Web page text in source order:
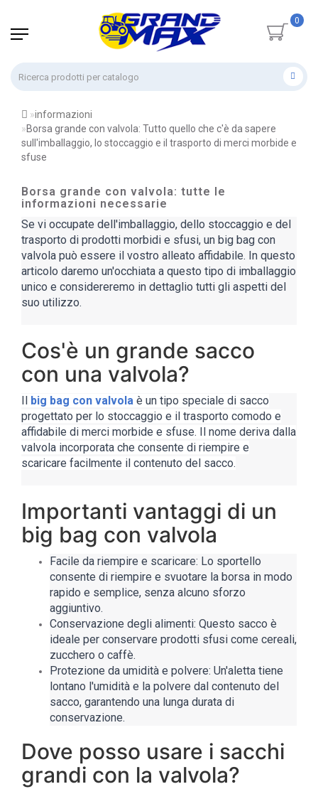
0
informazioni
Borsa grande con valvola: Tutto quello che c'è da sapere
sull'imballaggio, lo stoccaggio e il trasporto di merci morbide e
sfuse
Borsa grande con valvola: tutte le
informazioni necessarie
Se vi occupate dell'imballaggio, dello stoccaggio e del
trasporto di prodotti morbidi e sfusi, un big bag con
valvola può essere il vostro alleato affidabile. In questo
articolo daremo un'occhiata a questo tipo di imballaggio
unico e considereremo in dettaglio tutti gli aspetti del
suo utilizzo.
Cos'è un grande sacco
con una valvola?
big bag con valvola è un tipo speciale di sacco
progettato per lo stoccaggio e il trasporto comodo e
affidabile di merci morbide e sfuse. Il nome deriva dalla
valvola incorporata che consente di riempire e
scaricare facilmente il contenuto del sacco.
Importanti vantaggi di un
big bag con valvola
Facile da riempire e scaricare: Lo sportello
consente di riempire e svuotare la borsa in modo
rapido e semplice, senza alcuno sforzo
aggiuntivo.
Conservazione degli alimenti: Questo sacco è
ideale per conservare prodotti sfusi come cereali,
zucchero o caffè.
Protezione da umidità e polvere: Un'aletta tiene
lontano l'umidità e la polvere dal contenuto del
sacco, garantendo una lunga durata di
conservazione.
Dove posso usare i sacchi
grandi con la valvola?